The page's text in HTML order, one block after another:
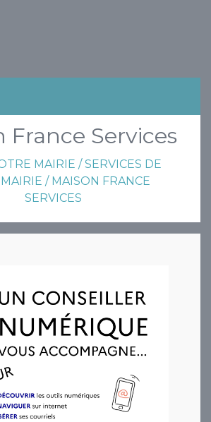
France Services
MAIRIE /SERVICES DE
/ MAISON FRANCE
SERVICES